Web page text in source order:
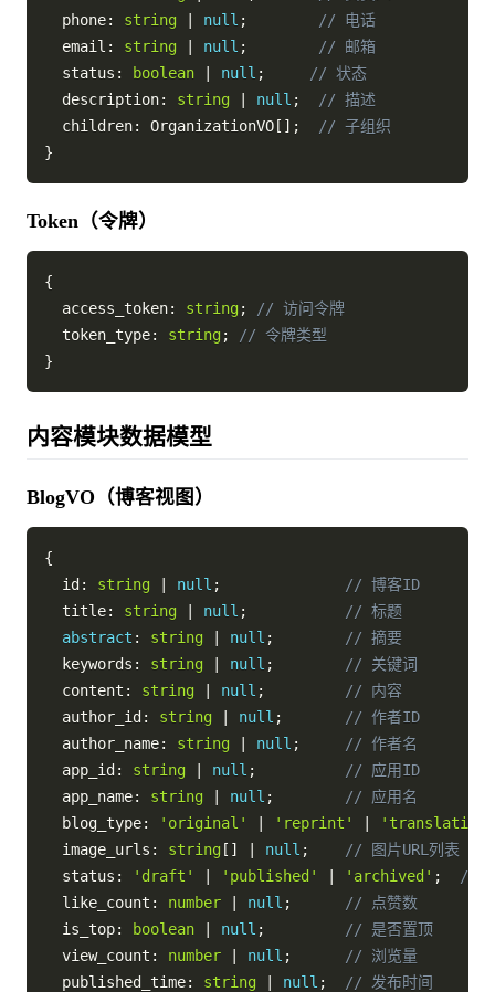
  phone
: string null ;
// 电话
  email
: string null ;
// 邮箱
  status
: boolean null ;
// 状态
  description
: string null ;
// 描述
  children
: OrganizationVO [ ] ;
// 子组织
}
Token（令牌）
{
  access_token
: string;
// 访问令牌
  token_type
: string;
// 令牌类型
}
内容模块数据模型
BlogVO（博客视图）
{
  id
: string null ;
// 博客ID
  title
: string null ;
// 标题
abstract : string null ;
// 摘要
  keywords
: string null ;
// 关键词
  content
: string null ;
// 内容
  author_id
: string null ;
// 作者ID
  author_name
: string null ;
// 作者名
  app_id
: string null ;
// 应用ID
  app_name
: string null ;
// 应用名
  blog_type
: 'original' 'reprint'
'translation'
  image_urls
: string [ ] null ;
// 图片URL列表
  status
: 'draft' 'published' 'archived' ;
//
  like_count
: number null ;
// 点赞数
  is_top
: boolean null ;
// 是否置顶
  view_count
: number null ;
// 浏览量
  published_time
: string null ;
// 发布时间